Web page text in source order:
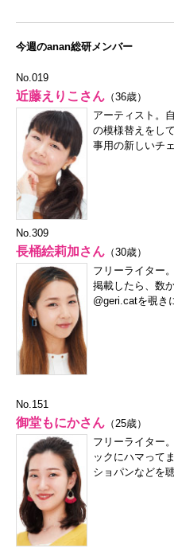
今週のanan総研メンバー
No.019
近藤えりこさん （36歳）
アーティスト。
の模様替えをし
事用の新しいチ
No.309
長桶絵莉加さん （30歳）
フリーライター
掲載したら、数
@geri.catを覗き
No.151
御堂もにかさん （25歳）
フリーライター
ックにハマって
ショパンなどを